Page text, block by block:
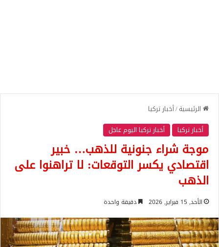
الرئيسية/أخبار تركيا
أخبار تركيا
أخبار تركيا اليوم عاجل
موجة شراء جنونية للذهب… خبير
اقتصادي يكسر التوقعات: لا تراهنوا على
الذهب
الأحد, 15 فبراير, 2026 دقيقة واحدة